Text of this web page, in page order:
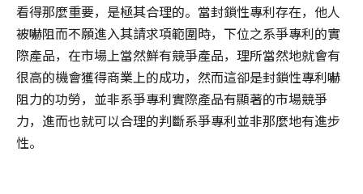
看得那麼重要，是極其合理的。當封鎖性專利存在，他人
被嚇阻而不願進入其請求項範圍時，下位之系爭專利的實
際產品，在市場上當然鮮有競爭產品，理所當然地就會有
很高的機會獲得商業上的成功，然而這卻是封鎖性專利嚇
阻力的功勞，並非系爭專利實際產品有顯著的市場競爭
力，進而也就可以合理的判斷系爭專利並非那麼地有進步
性。